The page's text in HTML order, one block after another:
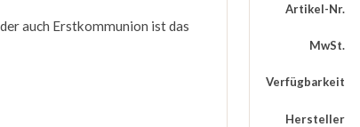
auch Erstkommunion ist das
Artikel-Nr.
MwSt.
Verfügbarkeit
Hersteller